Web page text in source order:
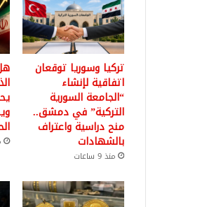
تركيا وسوريا توقعان
اتفاقية لإنشاء
“الجامعة السورية
التركية” في دمشق..
منح دراسية واعتراف
بالشهادات
منذ 9 ساعات